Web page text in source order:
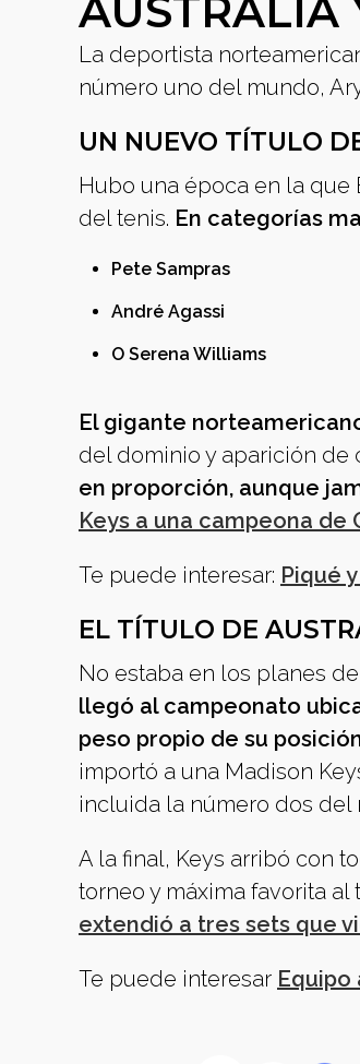
AUSTRALIA
La deportista
número uno del mundo,
UN NUEVO TÍTULO
Hubo una época en la
del tenis. En categorías
Pete Sampras
André Agassi
O Serena Williams
El gigante
del dominio y aparición de
en proporción, aunque
Keys a una campeona de
Te puede interesar: Piqué
EL TÍTULO DE
No estaba en los planes
llegó al campeonato
peso propio de su
importó a una Madison
incluida la número dos del
A la final, Keys arribó con
torneo y máxima favorita al
extendió a tres sets que
Te puede interesar